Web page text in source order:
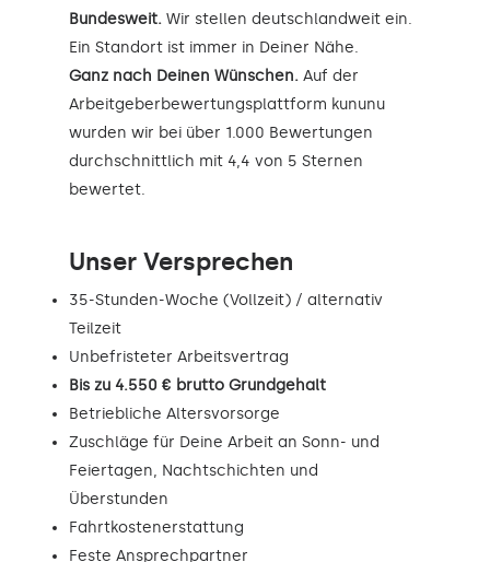
Bundesweit. Wir stellen deutschlandweit ein.
Ein Standort ist immer in Deiner Nähe.
Ganz nach Deinen Wünschen. Auf der
Arbeitgeberbewertungsplattform kununu
wurden wir bei über 1.000 Bewertungen
durchschnittlich mit 4,4 von 5 Sternen
bewertet.
Unser Versprechen
35-Stunden-Woche (Vollzeit) / alternativ
Teilzeit
Unbefristeter Arbeitsvertrag
Bis zu 4.550 € brutto Grundgehalt
Betriebliche Altersvorsorge
Zuschläge für Deine Arbeit an Sonn- und
Feiertagen, Nachtschichten und
Überstunden
Fahrtkostenerstattung
Feste Ansprechpartner